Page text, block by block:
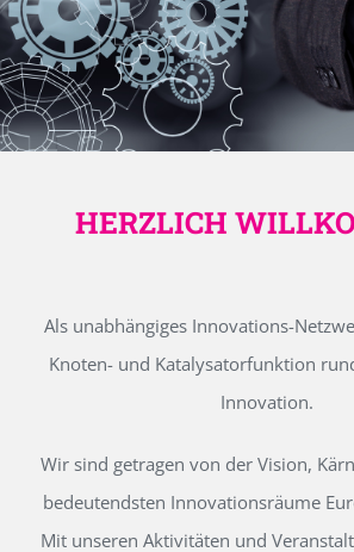
HERZLICH
Als unabhängiges Innovations-
Knoten- und Katalysatorfunktion
Innovation.
Wir sind getragen von der Vision,
bedeutendsten Innovationsräume
Mit unseren Aktivitäten und